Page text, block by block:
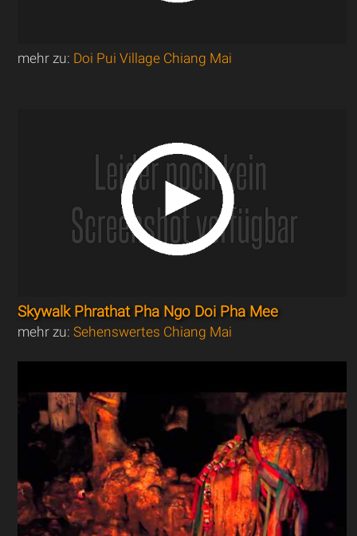
mehr zu: Doi Pui Village Chiang Mai
Skywalk Phrathat Pha Ngo Doi Pha Mee
mehr zu:Sehenswertes Chiang Mai